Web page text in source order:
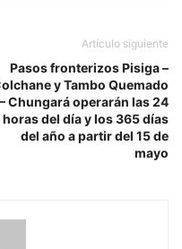
Artículo siguiente
Pasos fronterizos Pisiga –
y Tambo Quemado
– Chungará operarán las 24
horas del día y los 365 días
del año a partir del 15 de
mayo